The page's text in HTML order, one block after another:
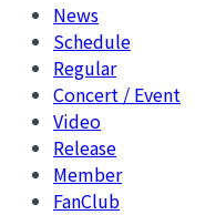
News
Schedule
Regular
Concert / Event
Video
Release
Member
FanClub